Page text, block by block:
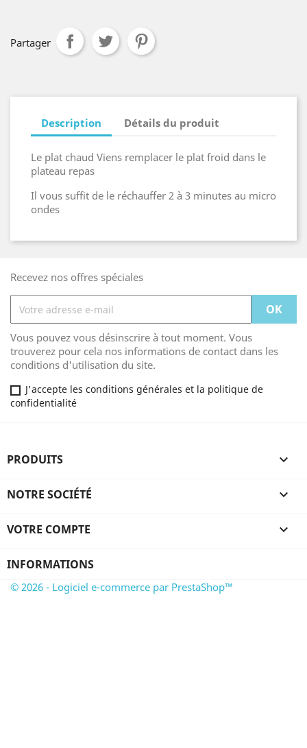
Partager
Description Détails du produit
Le plat chaud Viens remplacer le plat froid dans le
plateau repas
Il vous suffit de le réchauffer 2 à 3 minutes au micro
ondes
Recevez nos offres spéciales
Vous pouvez vous désinscrire à tout moment. Vous
trouverez pour cela nos informations de contact dans les
conditions d'utilisation du site.
J'accepte les conditions générales et la politique de
confidentialité
PRODUITS 
NOTRE SOCIÉTÉ 
VOTRE COMPTE 
INFORMATIONS
© 2026 - Logiciel e-commerce par PrestaShop™